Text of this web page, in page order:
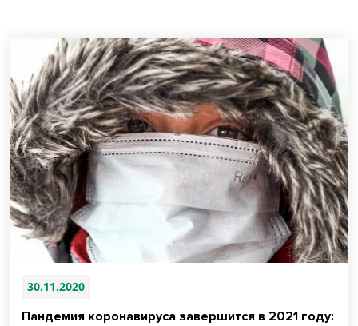
30.11.2020
Пандемия коронавируса завершится в 2021 году: